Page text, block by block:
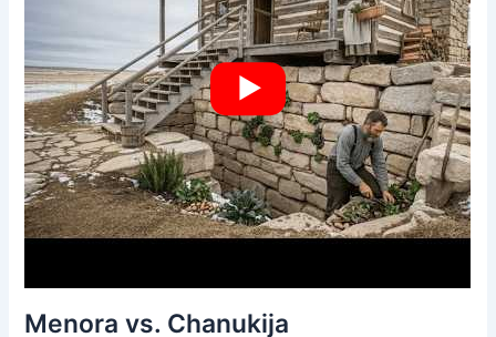
Menora vs. Chanukija